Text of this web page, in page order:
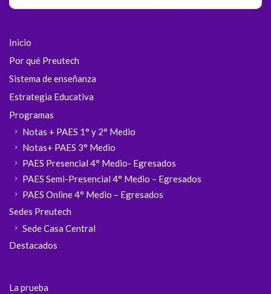
Inicio
Por qué Preutech
Sistema de enseñanza
Estrategia Educativa
Programas
Notas + PAES 1° y 2° Medio
Notas+ PAES 3° Medio
PAES Presencial 4° Medio- Egresados
PAES Semi-Presencial 4° Medio – Egresados
PAES Online 4° Medio – Egresados
Sedes Preutech
Sede Casa Central
Destacados
La prueba